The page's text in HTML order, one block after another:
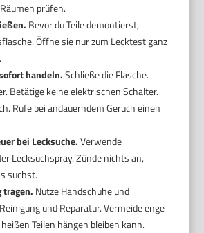
prüfen.
Bevor du Teile demontierst,
Öffne sie nur zum Lecktest ganz
handeln.Schließe die Flasche.
Betätige keine elektrischen Schalter.
Rufe bei andauerndem Geruch einen
bei Lecksuche.Verwende
Lecksuchspray. Zünde nichts an,
suchst.
tragen. Nutze Handschuhe und
und Reparatur. Vermeide enge
Teilen hängen bleiben kann.